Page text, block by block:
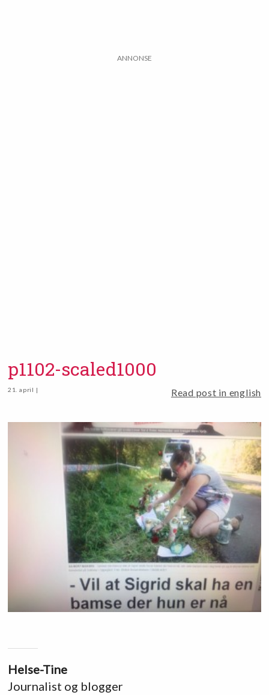
ANNONSE
p1102-scaled1000
21. april | Read post in english
Helse-Tine
Journalist og blogger